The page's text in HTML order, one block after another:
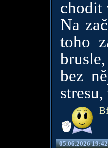
chodit
Na
toho
bez
05.06.2026